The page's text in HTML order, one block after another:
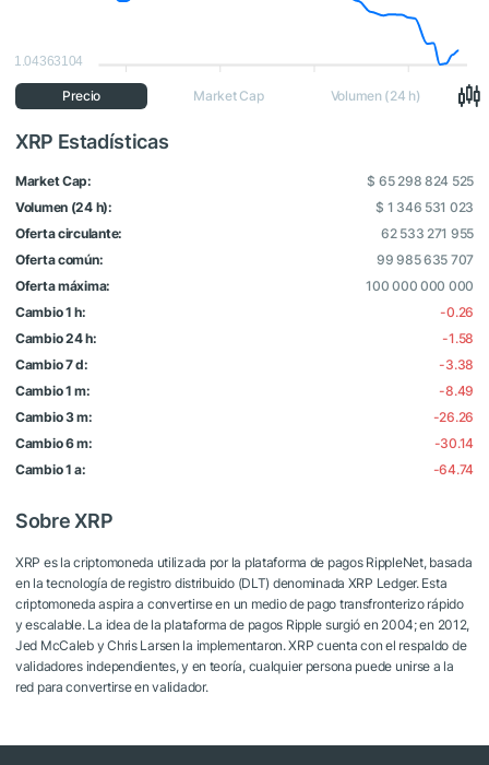
1.04363104
Precio Market Cap Volumen (24 h)
XRP Estadísticas
Market Cap:
$ 65 298 824 525
Volumen (24 h):
$ 1 346 531 023
Oferta circulante:
62 533 271 955
Oferta común:
99 985 635 707
Oferta máxima:
100 000 000 000
Cambio 1 h:
-0.26
Cambio 24 h:
-1.58
Cambio 7 d:
-3.38
Cambio 1 m:
-8.49
Cambio 3 m:
-26.26
Cambio 6 m:
-30.14
Cambio 1 a:
-64.74
Sobre XRP
XRP es la criptomoneda utilizada por la plataforma de pagos RippleNet, basada
en la tecnología de registro distribuido (DLT) denominada XRP Ledger. Esta
criptomoneda aspira a convertirse en un medio de pago transfronterizo rápido
y escalable. La idea de la plataforma de pagos Ripple surgió en 2004; en 2012,
Jed McCaleb y Chris Larsen la implementaron. XRP cuenta con el respaldo de
validadores independientes, y en teoría, cualquier persona puede unirse a la
red para convertirse en validador.